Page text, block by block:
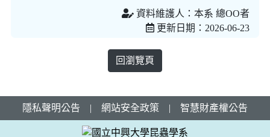
資料維護人：本系 總OO者
更新日期：2026-06-23
回瀏覽頁
隱私聲明公告 | 網站安全政策 | 智慧財產權公告